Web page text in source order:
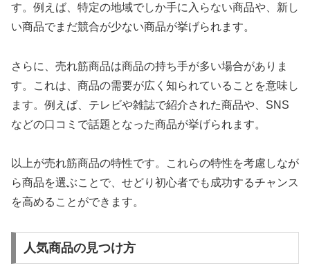
す。例えば、特定の地域でしか手に入らない商品や、新し
い商品でまだ競合が少ない商品が挙げられます。
さらに、売れ筋商品は商品の持ち手が多い場合がありま
す。これは、商品の需要が広く知られていることを意味し
ます。例えば、テレビや雑誌で紹介された商品や、SNS
などの口コミで話題となった商品が挙げられます。
以上が売れ筋商品の特性です。これらの特性を考慮しなが
ら商品を選ぶことで、せどり初心者でも成功するチャンス
を高めることができます。
人気商品の見つけ方